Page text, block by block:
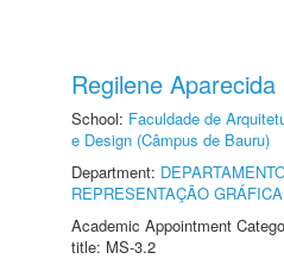
Regilene
School: Faculdade de
e Design (Câmpus de Bauru)
Department:
REPRESENTAÇÃO GRÁFICA
Academic Appointment
title: MS-3.2